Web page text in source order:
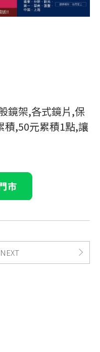
鏡架,各式鏡片,保
積,50元累積1點,讓
NEXT